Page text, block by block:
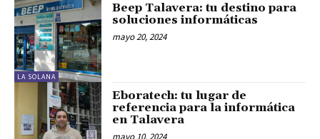
LA SOLANA
Beep Talavera: tu destino para
soluciones informáticas
mayo 20, 2024
Eboratech: tu lugar de
referencia para la informática
en Talavera
mayo 10, 2024